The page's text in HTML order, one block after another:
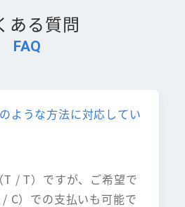
FAQ
ある質問
ような方法に対応してい
T / T）ですが、ご希望で
C）での支払いも可能で